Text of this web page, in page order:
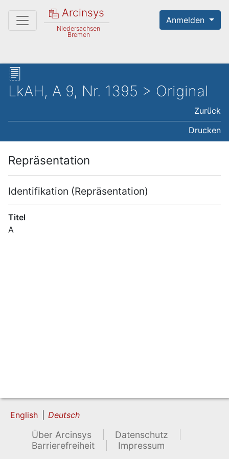
Arcinsys
Niedersachsen
Bremen
Anmelden
LkAH, A 9, Nr. 1395 > Original
Zurück
Drucken
Repräsentation
Identifikation (Repräsentation)
Titel
A
English Deutsch
Über Arcinsys
Datenschutz
Barrierefreiheit
Impressum